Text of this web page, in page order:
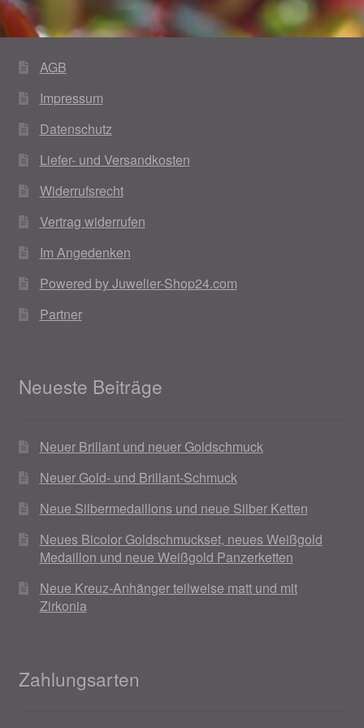
Im Gedenken an
Impressum
Karneval 2015 – Schmuck zu Fasching & Co.
Karneval 2020 – Schmuck zu Fasching & Co.
Kasse
Liefer- und Versandkosten
Magisches und Festliches zu Halloween
Magisches und Festliches zu Halloween 2021
Magisches und Festliches zu Halloween 2022
Mein Konto
Logout
AGB
Impressum
Datenschutz
Liefer- und Versandkosten
Widerrufsrecht
Vertrag widerrufen
Im Angedenken
Powered by Juwelier-Shop24.com
Partner
Neueste Beiträge
Neuer Brillant und neuer Goldschmuck
Neuer Gold- und Brillant-Schmuck
Neue Silbermedaillons und neue Silber Ketten
Neues Bicolor Goldschmuckset, neues Weißgold
Medaillon und neue Weißgold Panzerketten
Neue Kreuz-Anhänger teilweise matt und mit
Zirkonia
Zahlungsarten